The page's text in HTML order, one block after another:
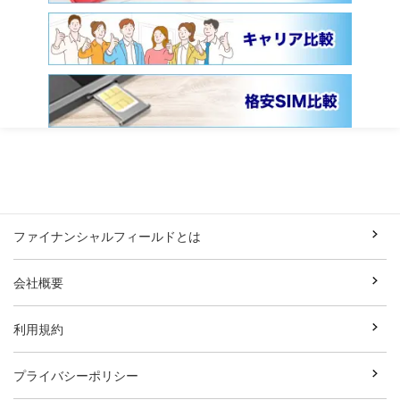
ファイナンシャルフィールドとは
会社概要
利用規約
プライバシーポリシー